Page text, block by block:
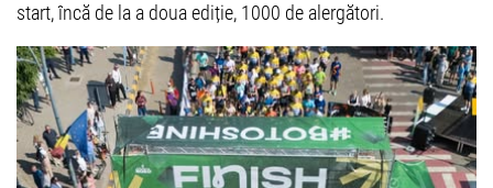
start, încă de la a doua ediție, 1000 de alergători.